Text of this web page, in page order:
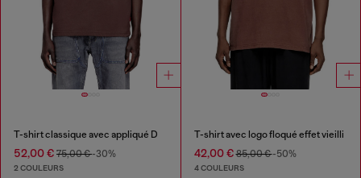
T-shirt classique avec appliqué D
52,00 € 75,00 €-30%
2 COULEURS
T-shirt avec logo floqué effet vieilli
42,00 €85,00 €-50%
4 COULEURS